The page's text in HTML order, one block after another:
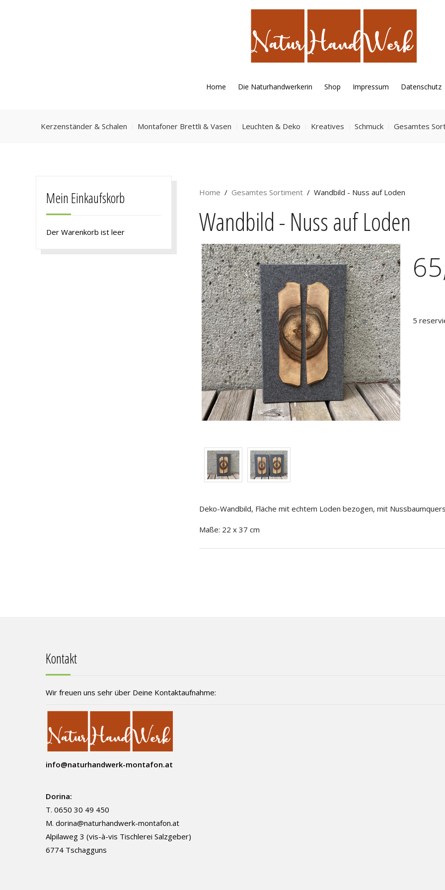
Home Die Naturhandwerkerin Shop Impressum Datenschutz
Kerzenständer & Schalen Montafoner Brettli & Vasen Leuchten & Deko Kreatives Schmuck Gesamtes
Home Gesamtes Sortiment Wandbild - Nuss auf Loden
Wandbild - Nuss auf Loden
5
Deko-Wandbild, Fläche mit echtem Loden bezogen, mit
Maße: 22 x 37 cm
Mein Einkaufskorb
Der Warenkorb ist leer
Kontakt
Wir freuen uns sehr über Deine Kontaktaufnahme:
info@naturhandwerk-montafon.at
Dorina:
T. 0650 30 49 450
M. dorina@naturhandwerk-montafon.at
Alpilaweg 3 (vis-à-vis Tischlerei Salzgeber)
6774 Tschagguns